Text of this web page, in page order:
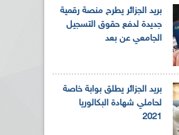
بريد الجزائر يطرح منصة رقمية
جديدة لدفع حقوق التسجيل
الجامعي عن بعد
بريد الجزائر يطلق بوابة خاصة
لحاملي شهادة البكالوريا
2021